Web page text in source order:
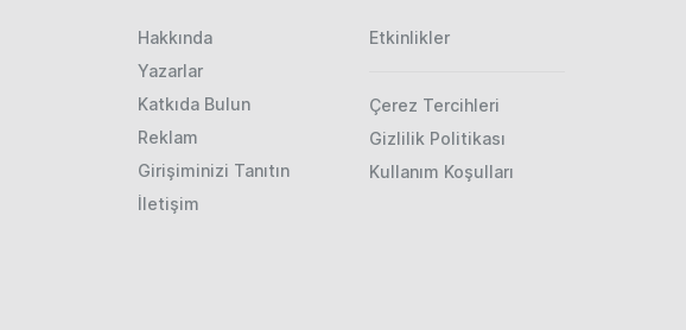
Hakkında
Yazarlar
Katkıda Bulun
Reklam
Girişiminizi Tanıtın
İletişim
Etkinlikler
Çerez Tercihleri
Gizlilik Politikası
Kullanım Koşulları